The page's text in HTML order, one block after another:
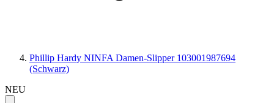
Phillip Hardy NINFA Damen-Slipper 103001987694
(Schwarz)
NEU